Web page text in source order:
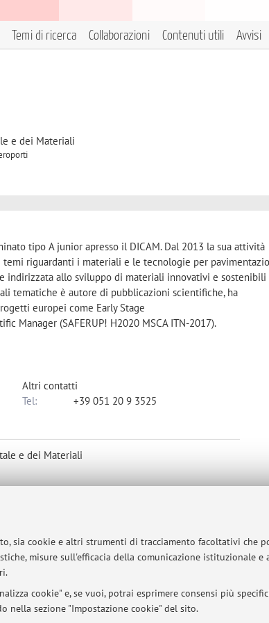
sia cookie e altri strumenti di tracciamento facoltativi che
misure sull'efficacia della comunicazione istituzionale
cookie" e, se vuoi, potrai esprimere consensi più
nella sezione "Impostazione cookie" del sito.
Temi di ricerca Collaborazioni Contenuti utili Avvisi
e dei Materiali
tipo A junior apresso il DICAM. Dal 2013 la sua attività
riguardanti i materiali e le tecnologie per
indirizzata allo sviluppo di materiali innovativi e sostenibili
tematiche è autore di pubblicazioni scientifiche, ha
europei come Early Stage
Manager (SAFERUP! H2020 MSCA ITN-2017).
Altri contatti
Tel:
+39 051 20 9 3525
e dei Materiali